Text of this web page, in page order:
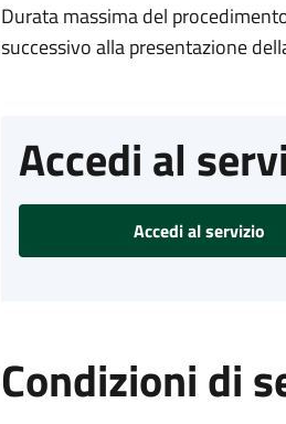
Durata massima del
successivo alla presentazione
Accedi al
Accedi al servizio
Condizioni di